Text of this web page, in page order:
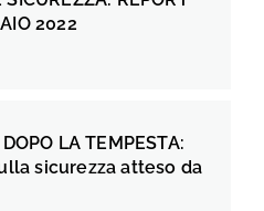
2022
LA TEMPESTA:
sicurezza atteso da